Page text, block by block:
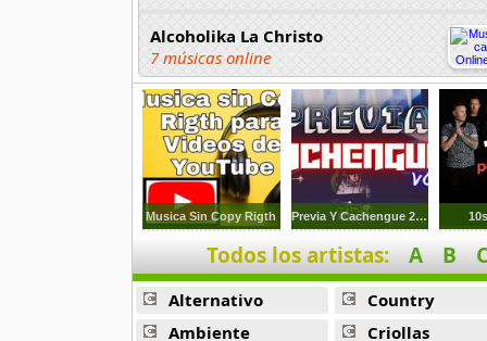
Alcoholika La Christo
7 músicas online
Atajo
22 músicas online
Banane Metalik
26 músicas online
Barry Manilow
16 músicas online
Beady Eye
Musica Sin Copy Rigth Previa Y Cachengue 2023
Todos los artistas: A B
Alternativo
Ambiente
Country
Criollas